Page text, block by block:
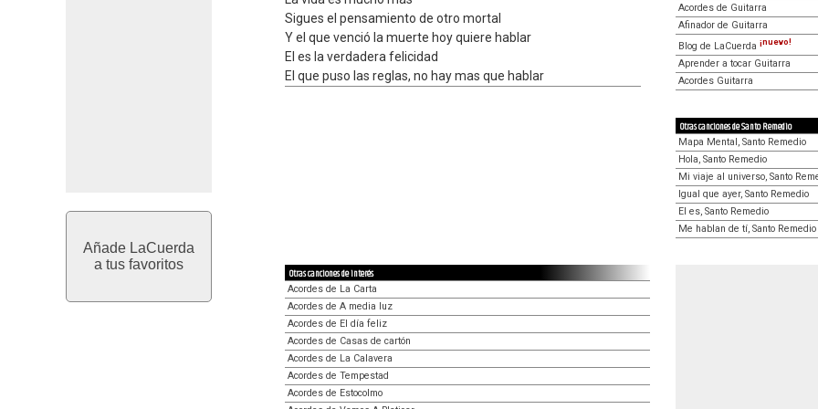
Añade LaCuerda
a tus favoritos
Sigues el pensamiento de otro mortal
Y el que venció la muerte hoy quiere hablar
El es la verdadera felicidad
El que puso las reglas, no hay mas que hablar
Acordes de Guitarra
Afinador de Guitarra
Blog de LaCuerda ¡nuevo!
Aprender a tocar Guitarra
Acordes Guitarra
Otras canciones de Santo Remedio
Mapa Mental, Santo Remedio
Hola, Santo Remedio
Mi viaje al universo, Santo
Igual que ayer, Santo Remedio
El es, Santo Remedio
Me hablan de tí, Santo Remedio
Otras canciones de interés
Acordes de La Carta
Acordes de A media luz
Acordes de El día feliz
Acordes de Casas de cartón
Acordes de La Calavera
Acordes de Tempestad
Acordes de Estocolmo